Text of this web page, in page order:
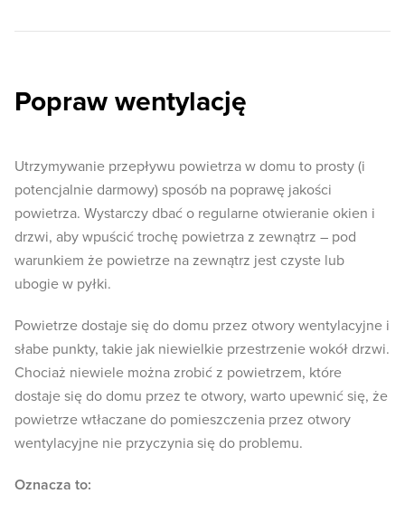
Popraw wentylację
Utrzymywanie przepływu powietrza w domu to prosty (i
potencjalnie darmowy) sposób na poprawę jakości
powietrza. Wystarczy dbać o regularne otwieranie okien i
drzwi, aby wpuścić trochę powietrza z zewnątrz – pod
warunkiem że powietrze na zewnątrz jest czyste lub
ubogie w pyłki.
Powietrze dostaje się do domu przez otwory wentylacyjne i
słabe punkty, takie jak niewielkie przestrzenie wokół drzwi.
Chociaż niewiele można zrobić z powietrzem, które
dostaje się do domu przez te otwory, warto upewnić się, że
powietrze wtłaczane do pomieszczenia przez otwory
wentylacyjne nie przyczynia się do problemu.
Oznacza to: